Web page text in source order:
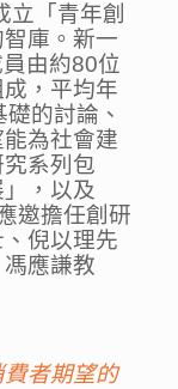
立「青年創
庫。新一
由約80位
，平均年
的討論、
為社會建
系列包
，以及
邀擔任創研
倪以理先
應謙教
者期望的